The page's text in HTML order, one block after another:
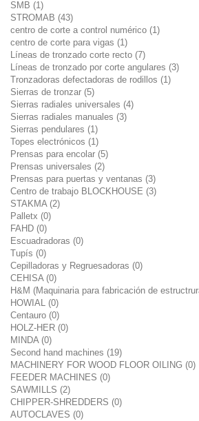
SMB (1)
STROMAB (43)
centro de corte a control numérico (1)
centro de corte para vigas (1)
Líneas de tronzado corte recto (7)
Líneas de tronzado por corte angulares (3)
Tronzadoras defectadoras de rodillos (1)
Sierras de tronzar (5)
Sierras radiales universales (4)
Sierras radiales manuales (3)
Sierras pendulares (1)
Topes electrónicos (1)
Prensas para encolar (5)
Prensas universales (2)
Prensas para puertas y ventanas (3)
Centro de trabajo BLOCKHOUSE (3)
STAKMA (2)
Palletx (0)
FAHD (0)
Escuadradoras (0)
Tupís (0)
Cepilladoras y Regruesadoras (0)
CEHISA (0)
H&M (Maquinaria para fabricación de
HOWIAL (0)
Centauro (0)
HOLZ-HER (0)
MINDA (0)
Second hand machines (19)
MACHINERY FOR WOOD FLOOR OILING (0)
FEEDER MACHINES (0)
SAWMILLS (2)
CHIPPER-SHREDDERS (0)
AUTOCLAVES (0)